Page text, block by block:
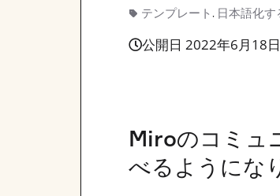
テンプレート , 日本語化す
公開日 2022年6月18日
Miroのコミュ
べるようにな